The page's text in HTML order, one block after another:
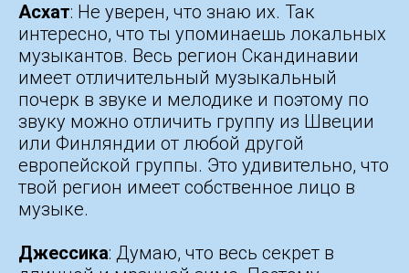
Асхат: Не уверен, что знаю их. Так
интересно, что ты упоминаешь локальных
музыкантов. Весь регион Скандинавии
имеет отличительный музыкальный
почерк в звуке и мелодике и поэтому по
звуку можно отличить группу из Швеции
или Финляндии от любой другой
европейской группы. Это удивительно, что
твой регион имеет собственное лицо в
музыке.
Джессика: Думаю, что весь секрет в